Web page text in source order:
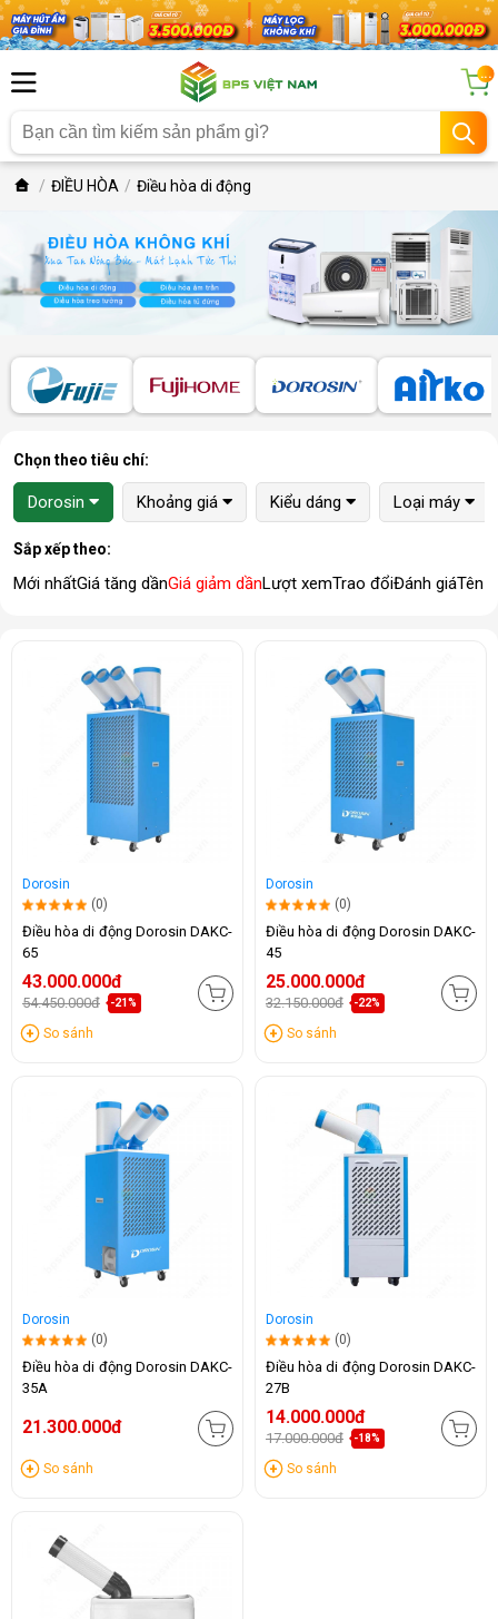
...
ĐIỀU HÒA Điều hòa di động
Chọn theo tiêu chí:
Dorosin Khoảng giá Kiểu dáng Loại máy
Sắp xếp theo:
Mới nhấtGiá tăng dầnGiá giảm dầnLượt xemTrao đổiĐánh giáTên
Dorosin
(0)
Điều hòa di động Dorosin DAKC-
65
43.000.000đ
54.450.000đ -21%
So sánh
Dorosin
(0)
Điều hòa di động Dorosin DAKC-
45
25.000.000đ
32.150.000đ -22%
So sánh
Dorosin
(0)
Điều hòa di động Dorosin DAKC-
35A
21.300.000đ
So sánh
Dorosin
(0)
Điều hòa di động Dorosin DAKC-
27B
14.000.000đ
17.000.000đ -18%
So sánh